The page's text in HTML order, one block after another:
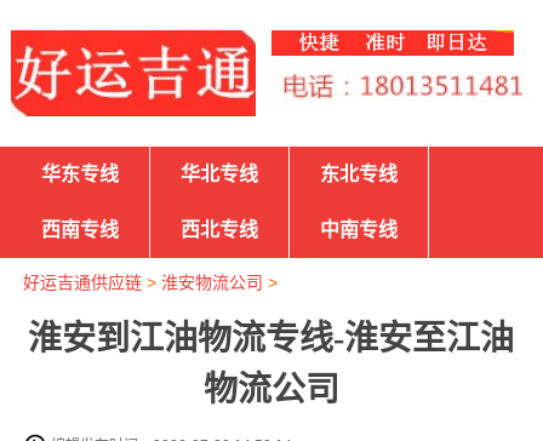
华东专线 华北专线 东北专线
西南专线 西北专线 中南专线
好运吉通供应链> 淮安物流公司 >
淮安到江油物流专线-淮安至江油
物流公司